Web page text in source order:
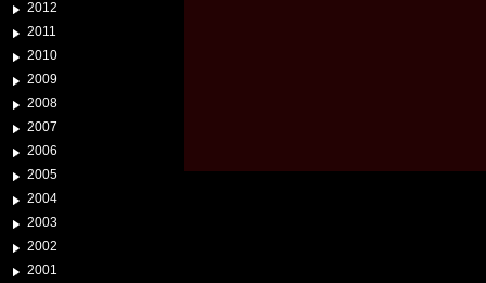
2012
2011
2010
2009
2008
2007
2006
2005
2004
2003
2002
2001